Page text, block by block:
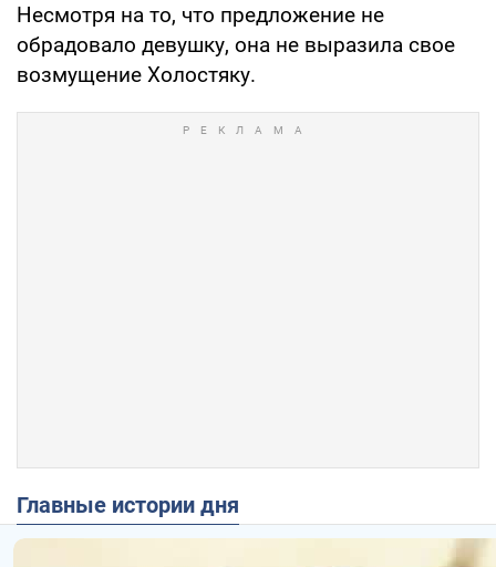
Несмотря на то, что предложение не
обрадовало девушку, она не выразила свое
возмущение Холостяку.
Главные истории дня